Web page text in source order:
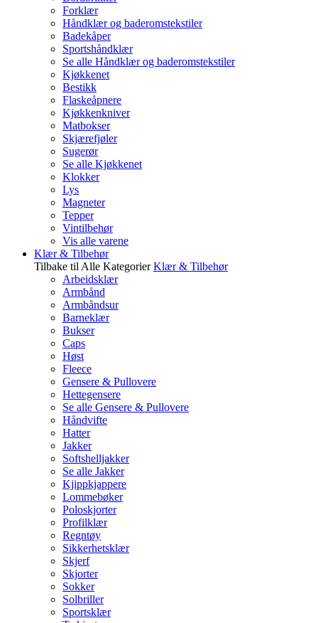
Forklær
Håndklær og baderomstekstiler
Badekåper
Sportshåndklær
Se alle Håndklær og baderomstekstiler
Kjøkkenet
Bestikk
Flaskeåpnere
Kjøkkenkniver
Matbokser
Skjærefjøler
Sugerør
Se alle Kjøkkenet
Klokker
Lys
Magneter
Tepper
Vintilbehør
Vis alle varene
Klær & Tilbehør
Tilbake til Alle Kategorier Klær & Tilbehør
Arbeidsklær
Armbånd
Armbåndsur
Barneklær
Bukser
Caps
Høst
Fleece
Gensere & Pullovere
Hettegensere
Se alle Gensere & Pullovere
Håndvifte
Hatter
Jakker
Softshelljakker
Se alle Jakker
Kjippkjappere
Lommebøker
Poloskjorter
Profilklær
Regntøy
Sikkerhetsklær
Skjerf
Skjorter
Sokker
Solbriller
Sportsklær